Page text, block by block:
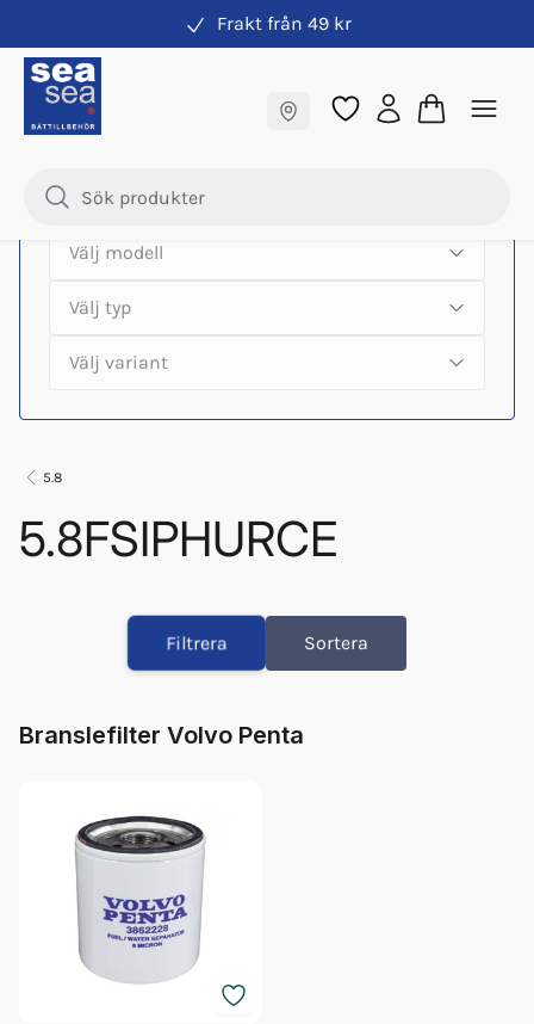
Frakt från 49 kr
Samma pris online & i butik
Hitta rätt produkter till din båtmotor
5.8
5.8FSIPHURCE
Olja Volvo 5w/40 1l 23211287
Impeller Vp 24715100
Bränslefilter Vp 3862228
Filtrera Sortera
Branslefilter Volvo Penta